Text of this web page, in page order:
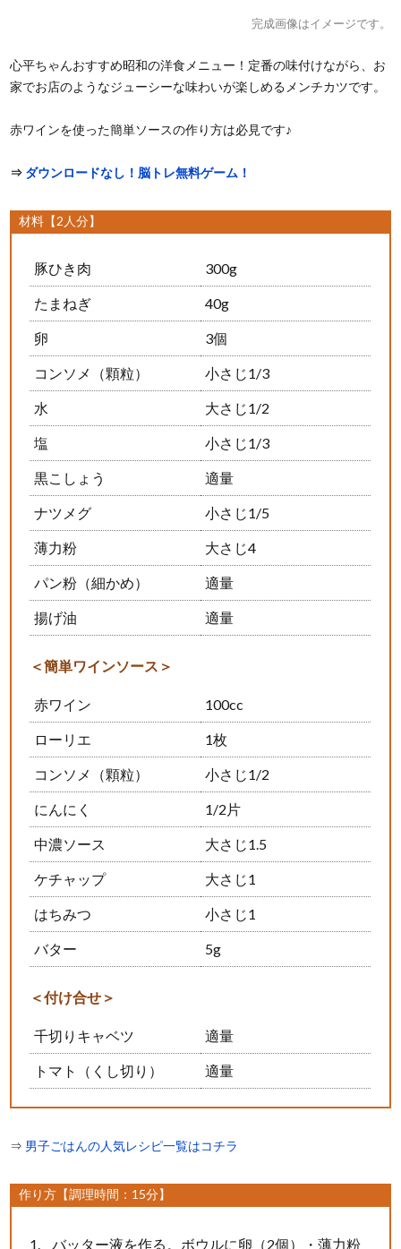
完成画像はイメージです。
心平ちゃんおすすめ昭和の洋食メニュー！定番の味付けながら、お
家でお店のようなジューシーな味わいが楽しめるメンチカツです。
赤ワインを使った簡単ソースの作り方は必見です♪
⇒ ダウンロードなし！脳トレ無料ゲーム！
材料【2人分】
豚ひき肉 300g
たまねぎ 40g
卵 3個
コンソメ（顆粒） 小さじ1/3
水 大さじ1/2
塩 小さじ1/3
黒こしょう 適量
ナツメグ 小さじ1/5
薄力粉 大さじ4
パン粉（細かめ） 適量
揚げ油 適量
＜簡単ワインソース＞
赤ワイン 100cc
ローリエ 1枚
コンソメ（顆粒） 小さじ1/2
にんにく 1/2片
中濃ソース 大さじ1.5
ケチャップ 大さじ1
はちみつ 小さじ1
バター 5g
＜付け合せ＞
千切りキャベツ 適量
トマト（くし切り） 適量
⇒ 男子ごはんの人気レシピ一覧はコチラ
作り方【調理時間：15分】
バッター液を作る。ボウルに卵（2個）・薄力粉